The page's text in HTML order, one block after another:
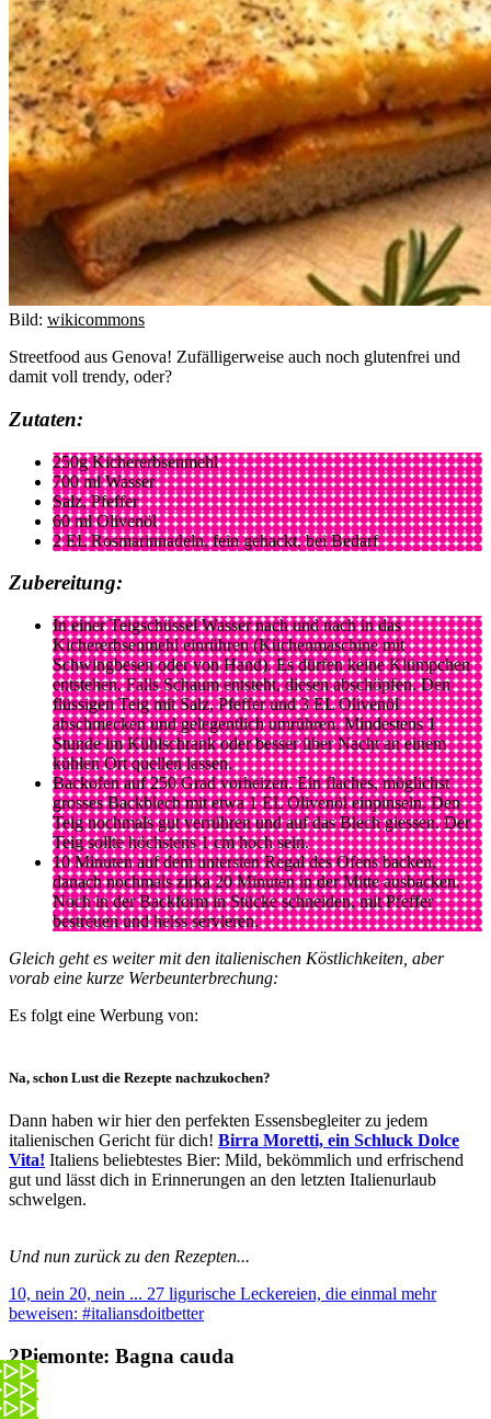
Bild: wikicommons
Streetfood aus Genova! Zufälligerweise auch noch glutenfrei und
damit voll trendy, oder?
Zutaten:
250g Kichererbsenmehl
700 ml Wasser
Salz, Pfeffer
60 ml Olivenöl
2 EL Rosmarinnadeln, fein gehackt, bei Bedarf
Zubereitung:
In einer Teigschüssel Wasser nach und nach in das
Kichererbsenmehl einrühren (Küchenmaschine mit
Schwingbesen oder von Hand). Es dürfen keine Klümpchen
entstehen. Falls Schaum entsteht, diesen abschöpfen. Den
flüssigen Teig mit Salz, Pfeffer und 3 EL Olivenöl
abschmecken und gelegentlich umrühren. Mindestens 1
Stunde im Kühlschrank oder besser über Nacht an einem
kühlen Ort quellen lassen.
Backofen auf 250 Grad vorheizen. Ein flaches, möglichst
grosses Backblech mit etwa 1 EL Olivenöl einpinseln. Den
Teig nochmals gut verrühren und auf das Blech giessen. Der
Teig sollte höchstens 1 cm hoch sein.
10 Minuten auf dem untersten Regal des Ofens backen,
danach nochmals zirka 20 Minuten in der Mitte ausbacken.
Noch in der Backform in Stücke schneiden, mit Pfeffer
bestreuen und heiss servieren.
Gleich geht es weiter mit den italienischen Köstlichkeiten, aber
vorab eine kurze Werbeunterbrechung:
Es folgt eine Werbung von:
Na, schon Lust die Rezepte nachzukochen?
Dann haben wir hier den perfekten Essensbegleiter zu jedem
italienischen Gericht für dich! Birra Moretti, ein Schluck Dolce
Vita! Italiens beliebtestes Bier: Mild, bekömmlich und erfrischend
gut und lässt dich in Erinnerungen an den letzten Italienurlaub
schwelgen.
Und nun zurück zu den Rezepten...
10, nein 20, nein ... 27 ligurische Leckereien, die einmal mehr
beweisen: #italiansdoitbetter
Piemonte: Bagna cauda